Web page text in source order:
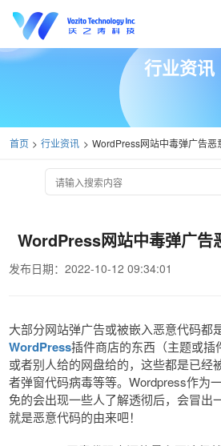
行业资讯
首页 行业资讯 WordPress网站中毒弹广告恶
WordPress网站中毒弹广告
发布日期：2022-10-12 09:34:01
大部分网站弹广告或被嵌入恶意代码都
WordPress插件商店的东西（主题或插
或者别人给的网盘给的，这些都是已经
者弹窗代码病毒等等。Wordpress作为
免的会出现一些人了解透彻后，会冒出
就是恶意代码的由来吧！